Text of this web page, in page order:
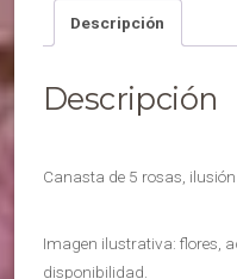
Descripción
Descripción
Canasta de 5 rosas,
Imagen ilustrativa: flores,
disponibilidad.